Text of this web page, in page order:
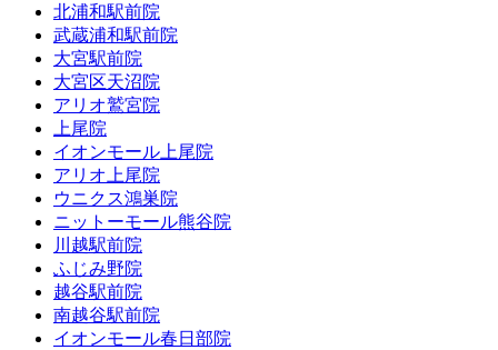
北浦和駅前院
武蔵浦和駅前院
大宮駅前院
大宮区天沼院
アリオ鷲宮院
上尾院
イオンモール上尾院
アリオ上尾院
ウニクス鴻巣院
ニットーモール熊谷院
川越駅前院
ふじみ野院
越谷駅前院
南越谷駅前院
イオンモール春日部院